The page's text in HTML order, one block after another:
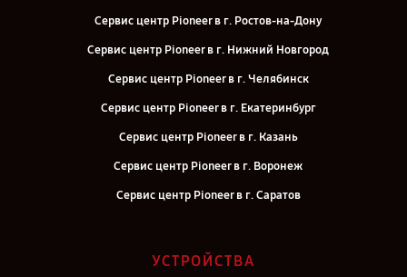
Сервис центр Pioneer в г. Ростов-на-Дону
Сервис центр Pioneer в г. Нижний Новгород
Сервис центр Pioneer в г. Челябинск
Сервис центр Pioneer в г. Екатеринбург
Сервис центр Pioneer в г. Казань
Сервис центр Pioneer в г. Воронеж
Сервис центр Pioneer в г. Саратов
Сервис центр Pioneer в г. Киров
УСТРОЙСТВА